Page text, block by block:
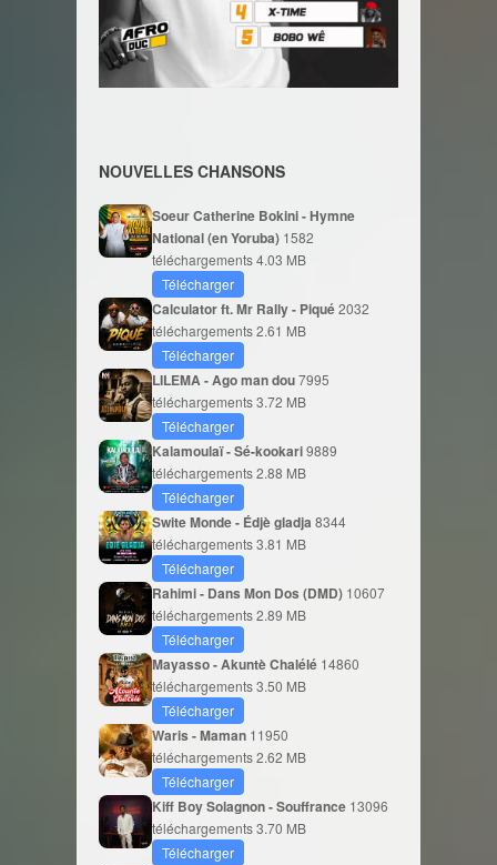
NOUVELLES CHANSONS
Soeur Catherine Bokini - Hymne
National (en Yoruba) 1582
téléchargements4.03 MB
Télécharger
Calculator ft. Mr Rally - Piqué2032
téléchargements2.61 MB
Télécharger
LILEMA - Ago man dou7995
téléchargements3.72 MB
Télécharger
Kalamoulaï - Sé-kookari9889
téléchargements2.88 MB
Télécharger
Swite Monde - Édjè gladja 8344
téléchargements3.81 MB
Télécharger
Rahimi - Dans Mon Dos (DMD) 10607
téléchargements2.89 MB
Télécharger
Mayasso - Akuntè Chalélé 14860
téléchargements3.50 MB
Télécharger
Waris - Maman 11950
téléchargements2.62 MB
Télécharger
Kiff Boy Solagnon - Souffrance 13096
téléchargements3.70 MB
Télécharger